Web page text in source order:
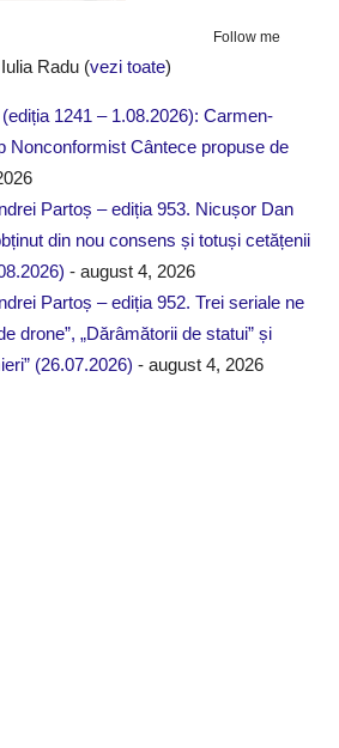
Follow me
Radu (vezi toate)
1241 – 1.08.2026): Carmen-
Nonconformist Cântece propuse de
Partoș – ediția 953. Nicușor Dan
din nou consens și totuși cetățenii
- august 4, 2026
Partoș – ediția 952. Trei seriale ne
drone”, „Dărâmătorii de statui” și
(26.07.2026) - august 4, 2026